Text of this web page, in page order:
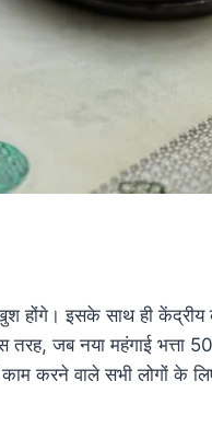
इसके साथ ही केंद्रीय
तरह, जब नया महंगाई भत्ता
काम करने वाले सभी लोगों के